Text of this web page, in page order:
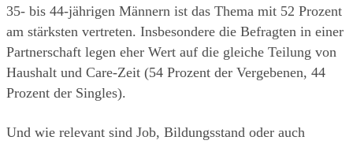
35- bis 44-jährigen Männern ist das Thema mit 52 Prozent
am stärksten vertreten. Insbesondere die Befragten in einer
Partnerschaft legen eher Wert auf die gleiche Teilung von
Haushalt und Care-Zeit (54 Prozent der Vergebenen, 44
Prozent der Singles).
Und wie relevant sind Job, Bildungsstand oder auch